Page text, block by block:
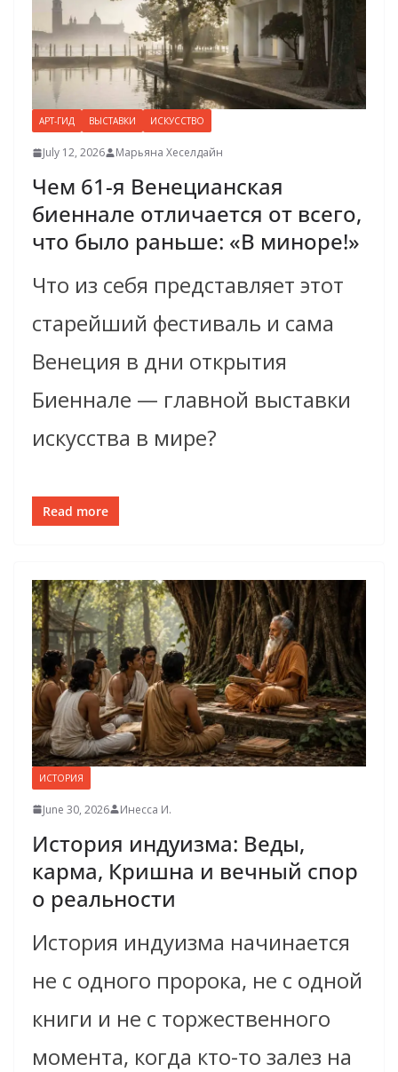
АРТ-ГИД ВЫСТАВКИ ИСКУССТВО
July 12, 2026 Марьяна Хеселдайн
Чем 61-я Венецианская
биеннале отличается от всего,
что было раньше: «В миноре!»
Что из себя представляет этот
старейший фестиваль и сама
Венеция в дни открытия
Биеннале — главной выставки
искусства в мире?
Read more
ИСТОРИЯ
June 30, 2026 Инесса И.
История индуизма: Веды,
карма, Кришна и вечный спор
о реальности
История индуизма начинается
не с одного пророка, не с одной
книги и не с торжественного
момента, когда кто-то залез на